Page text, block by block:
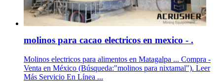
molinos para cacao electricos en mexico - .
Molinos electricos para alimentos en Matagalpa ... Compra -
Venta en México (Búsqueda:"molinos para nixtamal"). Leer
Más Servicio En Línea ...